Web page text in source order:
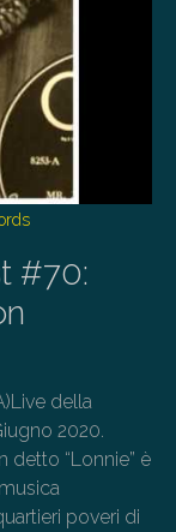
#70:
della
2020.
detto “Lonnie” è
poveri di